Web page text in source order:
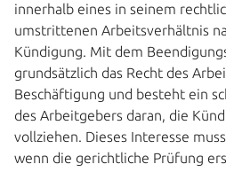
innerhalb eines in seinem
umstrittenen Arbeitsverhältnis
Kündigung. Mit dem
grundsätzlich das Recht des
Beschäftigung und besteht ein
des Arbeitgebers daran, die
vollziehen. Dieses Interesse
wenn die gerichtliche Prüfung